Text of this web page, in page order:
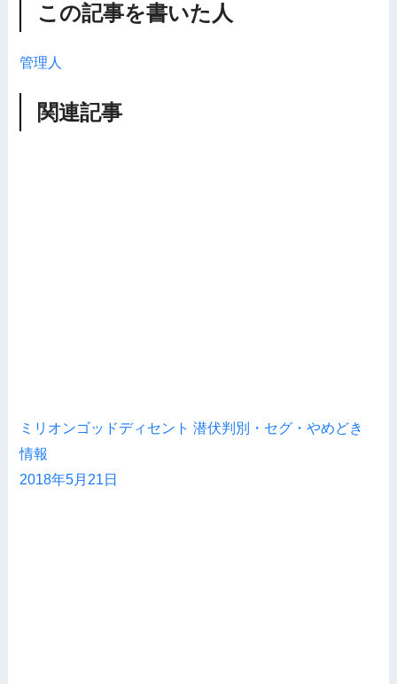
この記事を書いた人
管理人
関連記事
ミリオンゴッドディセント 潜伏判別・セグ・やめどき
情報
2018年5月21日